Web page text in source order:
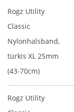
Rogz Utility
Classic
Nylonhalsband,
türkis XL 25mm
(43-70cm)
Rogz Utility